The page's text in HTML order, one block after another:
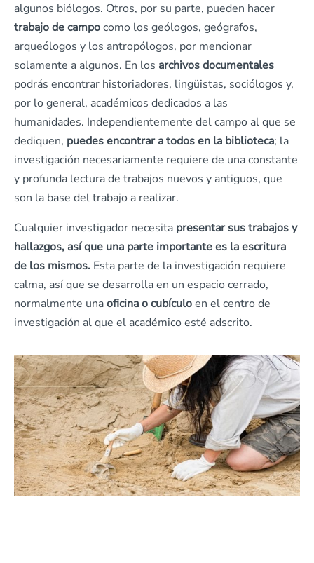
algunos biólogos. Otros, por su parte, pueden hacer
trabajo de campocomo los geólogos, geógrafos,
arqueólogos y los antropólogos, por mencionar
solamente a algunos. En los archivos documentales
podrás encontrar historiadores, lingüistas, sociólogos y,
por lo general, académicos dedicados a las
humanidades. Independientemente del campo al que se
dediquen, puedes encontrar a todos en la biblioteca; la
investigación necesariamente requiere de una constante
y profunda lectura de trabajos nuevos y antiguos, que
son la base del trabajo a realizar.
Cualquier investigador necesita presentar sus trabajos y
hallazgos, así que una parte importante es la escritura
de los mismos. Esta parte de la investigación requiere
calma, así que se desarrolla en un espacio cerrado,
normalmente unaoficina o cubículoen el centro de
investigación al que el académico esté adscrito.